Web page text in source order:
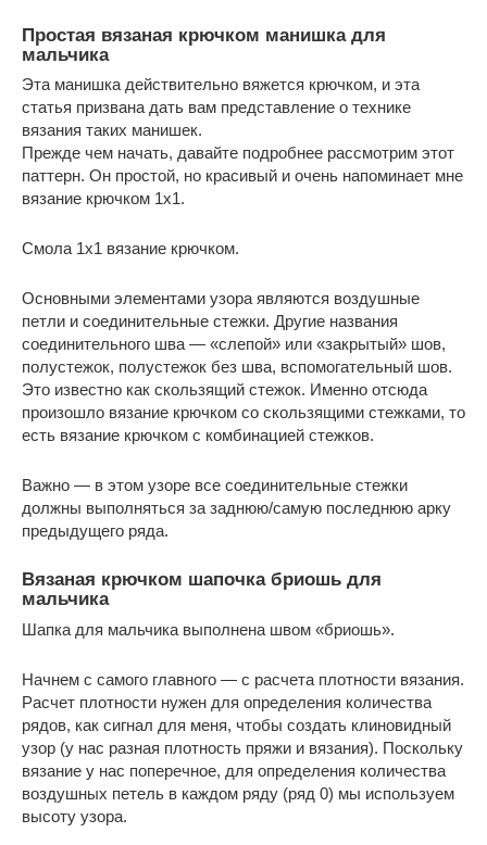
Простая вязаная крючком манишка для
мальчика
Эта манишка действительно вяжется крючком, и эта
статья призвана дать вам представление о технике
вязания таких манишек.
Прежде чем начать, давайте подробнее рассмотрим этот
паттерн. Он простой, но красивый и очень напоминает мне
вязание крючком 1х1.
Смола 1х1 вязание крючком.
Основными элементами узора являются воздушные
петли и соединительные стежки. Другие названия
соединительного шва — «слепой» или «закрытый» шов,
полустежок, полустежок без шва, вспомогательный шов.
Это известно как скользящий стежок. Именно отсюда
произошло вязание крючком со скользящими стежками, то
есть вязание крючком с комбинацией стежков.
Важно — в этом узоре все соединительные стежки
должны выполняться за заднюю/самую последнюю арку
предыдущего ряда.
Вязаная крючком шапочка бриошь для
мальчика
Шапка для мальчика выполнена швом «бриошь».
Начнем с самого главного — с расчета плотности вязания.
Расчет плотности нужен для определения количества
рядов, как сигнал для меня, чтобы создать клиновидный
узор (у нас разная плотность пряжи и вязания). Поскольку
вязание у нас поперечное, для определения количества
воздушных петель в каждом ряду (ряд 0) мы используем
высоту узора.